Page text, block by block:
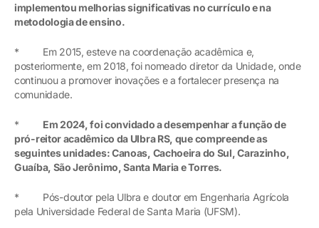
implementou melhorias significativas no currículo e na
metodologia de ensino.
* Em 2015, esteve na coordenação acadêmica e,
posteriormente, em 2018, foi nomeado diretor da Unidade, onde
continuou a promover inovações e a fortalecer presença na
comunidade.
* Em 2024, foi convidado a desempenhar a função de
pró-reitor acadêmico da Ulbra RS, que compreende as
seguintes unidades: Canoas, Cachoeira do Sul, Carazinho,
Guaíba, São Jerônimo, Santa Maria e Torres.
* Pós-doutor pela Ulbra e doutor em Engenharia Agrícola
pela Universidade Federal de Santa Maria (UFSM).